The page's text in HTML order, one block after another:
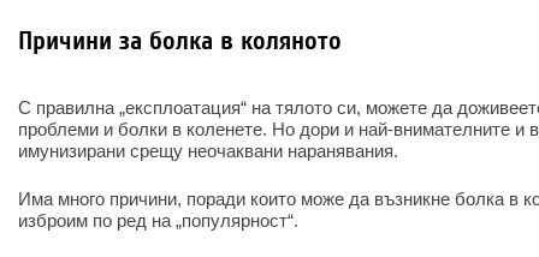
Причини за болка в коляното
С правилна „експлоатация“ на тялото си, можете да
проблеми и болки в коленете. Но дори и най-внимателните и
имунизирани срещу неочаквани наранявания.
Има много причини, поради които може да възникне болка в
изброим по ред на „популярност“.